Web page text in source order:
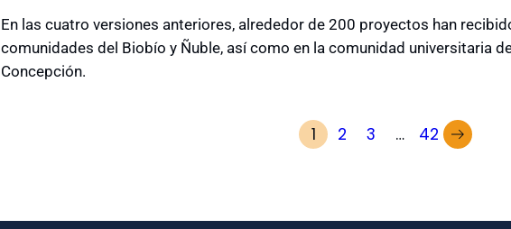
En las cuatro versiones anteriores, alrededor de 200 proyectos han
comunidades del Biobío y Ñuble, así como en la comunidad universitaria
Concepción.
1 2 3 … 42